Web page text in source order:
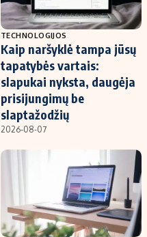
TECHNOLOGIJOS
Kaip naršyklė tampa jūsų
tapatybės vartais:
slapukai nyksta, daugėja
prisijungimų be
slaptažodžių
2026-08-07